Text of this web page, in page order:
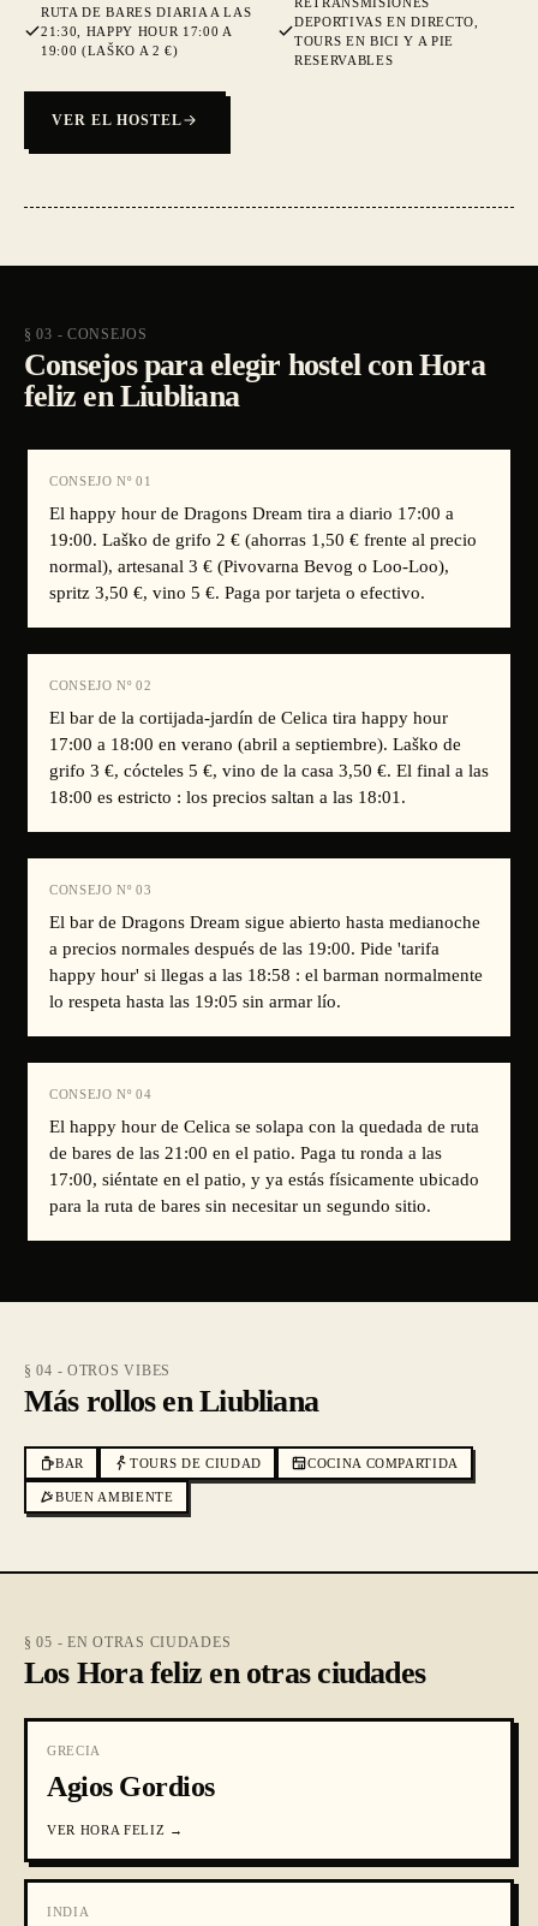
RUTA DE BARES DIARIA A LAS
21:30, HAPPY HOUR 17:00 A
19:00 (LAŠKO A 2 €)
DEPORTIVAS EN DIRECTO,
TOURS EN BICI Y A PIE
RESERVABLES
VER EL HOSTEL
§ 03 - CONSEJOS
Consejos para elegir hostel con Hora
feliz en Liubliana
CONSEJO Nº 01
El happy hour de Dragons Dream tira a diario 17:00 a
19:00. Laško de grifo 2 € (ahorras 1,50 € frente al precio
normal), artesanal 3 € (Pivovarna Bevog o Loo-Loo),
spritz 3,50 €, vino 5 €. Paga por tarjeta o efectivo.
CONSEJO Nº 02
El bar de la cortijada-jardín de Celica tira happy hour
17:00 a 18:00 en verano (abril a septiembre). Laško de
grifo 3 €, cócteles 5 €, vino de la casa 3,50 €. El final a las
18:00 es estricto : los precios saltan a las 18:01.
CONSEJO Nº 03
El bar de Dragons Dream sigue abierto hasta medianoche
a precios normales después de las 19:00. Pide 'tarifa
happy hour' si llegas a las 18:58 : el barman normalmente
lo respeta hasta las 19:05 sin armar lío.
CONSEJO Nº 04
El happy hour de Celica se solapa con la quedada de ruta
de bares de las 21:00 en el patio. Paga tu ronda a las
17:00, siéntate en el patio, y ya estás físicamente ubicado
para la ruta de bares sin necesitar un segundo sitio.
§ 04 - OTROS VIBES
Más rollos en Liubliana
BAR TOURS DE CIUDAD COCINA COMPARTIDA
BUEN AMBIENTE
§ 05 - EN OTRAS CIUDADES
Los Hora feliz en otras ciudades
GRECIA
Agios Gordios
VER HORA FELIZ →
INDIA